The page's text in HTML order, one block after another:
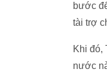
bước
tài trợ
Khi đó,
nước